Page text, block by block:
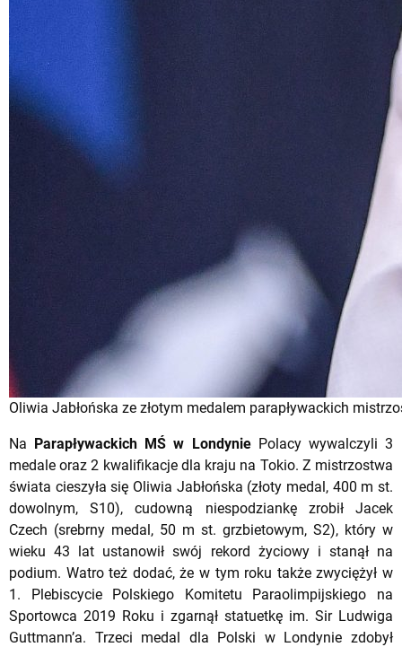
Oliwia Jabłońska ze złotym medalem parapływackich
Na Parapływackich MŚ w LondyniePolacy wywalczyli 3
medale oraz 2 kwalifikacje dla kraju na Tokio. Z mistrzostwa
świata cieszyła się Oliwia Jabłońska (złoty medal, 400 m st.
dowolnym, S10), cudowną niespodziankę zrobił Jacek
Czech (srebrny medal, 50 m st. grzbietowym, S2), który w
wieku 43 lat ustanowił swój rekord życiowy i stanął na
podium. Watro też dodać, że w tym roku także zwyciężył w
1. Plebiscycie Polskiego Komitetu Paraolimpijskiego na
Sportowca 2019 Roku i zgarnął statuetkę im. Sir Ludwiga
Guttmann’a. Trzeci medal dla Polski w Londynie zdobył